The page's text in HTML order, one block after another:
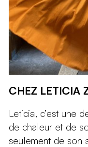
CHEZ LETICIA
Leticia, c’est une
de chaleur et de
seulement de son